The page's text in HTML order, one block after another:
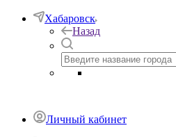
Хабаровск
Назад
Личный кабинет